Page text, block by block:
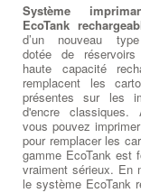
Système
EcoTank
d’un nouveau type
dotée de réservoirs
haute capacité
remplacent les
présentes sur les
d'encre classiques.
vous pouvez
pour remplacer les
gamme EcoTank est
vraiment sérieux. En
le système EcoTank